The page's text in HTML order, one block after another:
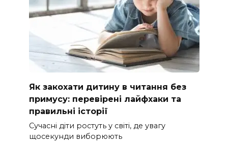
Як закохати дитину в читання без
примусу: перевірені лайфхаки та
правильні історії
Сучасні діти ростуть у світі, де увагу
щосекунди виборюють